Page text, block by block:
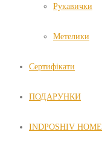
Рукавички
Метелики
Сертифікати
ПОДАРУНКИ
INDPOSHIV HOME